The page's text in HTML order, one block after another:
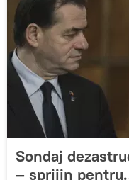
Sondaj
– sprijin